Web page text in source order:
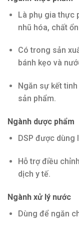
Là phụ gia thực
nhũ hóa, chất
Có trong sản
bánh kẹo và
Ngăn sự kết
sản phẩm.
Ngành dược phẩm
DSP được dùng
Hỗ trợ điều
dịch y tế.
Ngành xử lý nước
Dùng để ngăn